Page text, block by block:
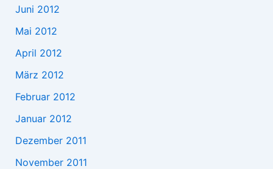
Juni 2012
Mai 2012
April 2012
März 2012
Februar 2012
Januar 2012
Dezember 2011
November 2011